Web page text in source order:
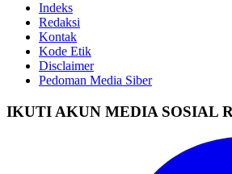
Indeks
Redaksi
Kontak
Kode Etik
Disclaimer
Pedoman Media Siber
IKUTI AKUN MEDIA SOSIAL